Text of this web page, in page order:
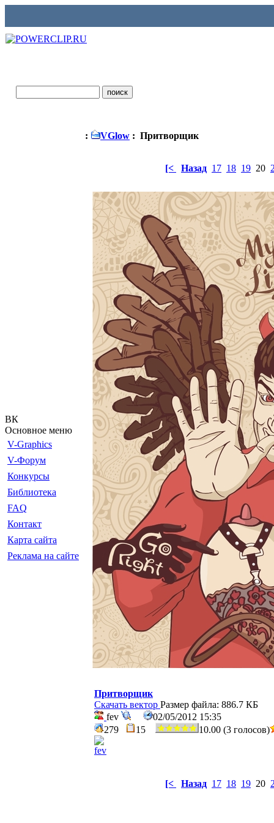
ВК
Основное меню
V-Graphics
V-Форум
Конкурсы
Библиотека
FAQ
Контакт
Карта сайта
Реклама на сайте
: VGlow : Притворщик
[< Назад 17 18 19 20
Притворщик
Скачать вектор Размер файла: 886.7 КБ
fev
02/05/2012 15:35
279
15 10.00 (3 голосов)
[< Назад 17 18 19 20